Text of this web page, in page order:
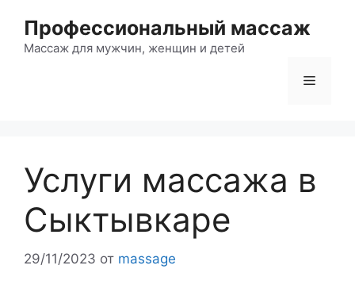
содержимому
Профессиональный массаж
Массаж для мужчин, женщин и детей
Меню
Услуги массажа в
Сыктывкаре
29/11/2023 от massage